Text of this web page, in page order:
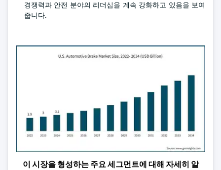
경쟁력과 안전 분야의 리더십을 계속 강화하고 있음을 보여
줍니다.
이 시장을 형성하는 주요 세그먼트에 대해 자세히 알